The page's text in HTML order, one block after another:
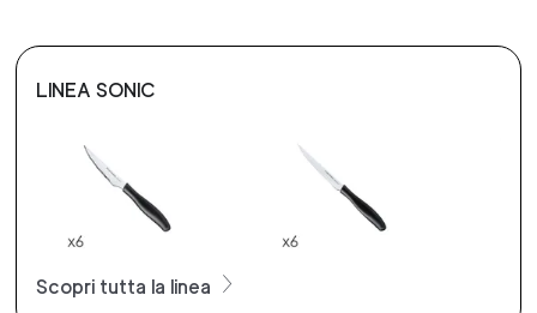
LINEA SONIC
Scopri tutta la linea